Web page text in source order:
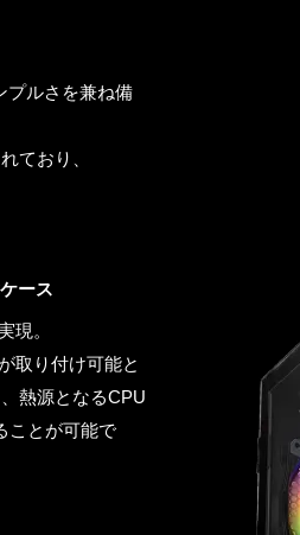
プルさを兼ね備
ており、
ース
現。
取り付け可能と
熱源となるCPU
ことが可能で